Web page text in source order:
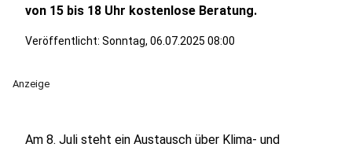
von 15 bis 18 Uhr kostenlose Beratung.
Veröffentlicht: Sonntag, 06.07.2025 08:00
Anzeige
Am 8. Juli steht ein Austausch über Klima- und